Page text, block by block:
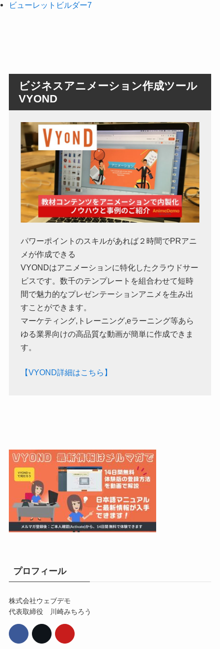
ビューレットビルダー7
ビジネスアニメーション作成ツール
VYOND
パワーポイントのスキルがあれば２時間でPRアニ
メが作成できる
VYONDはアニメーションに特化したクラウドサー
ビスです。数千のテンプレートを組合わせて短時
間で魅力的なプレゼンテーションアニメを生み出
すことができます。
マーケティング,トレーニング,eラーニング等あら
ゆる業界向けの高品質な動画が簡単に作成できま
す。
【VYOND詳細はこちら】
プロフィール
株式会社ウェブデモ
代表取締役 川崎みちろう